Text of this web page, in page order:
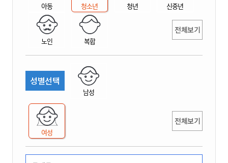
아동 청소년 청년 신중년
노인 복합
전체보기
성별선택
남성
여성
전체보기